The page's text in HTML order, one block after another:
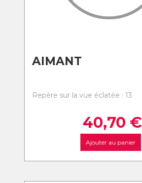
AIMANT
Repère sur la vue éclatée : 13
40,70 €
Ajouter au panier